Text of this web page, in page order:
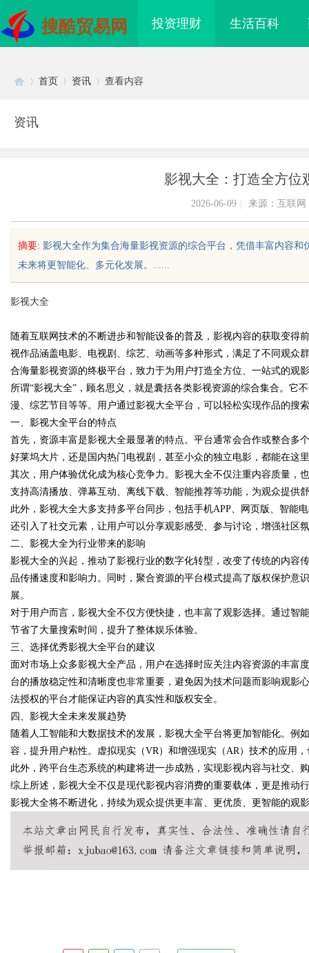
搜酷贸易网 投资理财 生活百科
!
Bo
首页 资讯 查看内容
资讯
影视大全：打造全方位
2026-06-09 来源：互联网
摘要: 影视大全作为集合海量影视资源的综合平台，凭借丰富内容
未来将更智能化、多元化发展。......
影视大全
随着互联网技术的不断进步和智能设备的普及，影视内容的获取变得
视作品涵盖电影、电视剧、综艺、动画等多种形式，满足了不同观众
合海量影视资源的终极平台，致力于为用户打造全方位、一站式的观
所谓“影视大全”，顾名思义，就是囊括各类影视资源的综合集合。它
漫、综艺节目等等。用户通过影视大全平台，可以轻松实现作品的搜
一、影视大全平台的特点
首先，资源丰富是影视大全最显著的特点。平台通常会合作或整合多
好莱坞大片，还是国内热门电视剧，甚至小众的独立电影，都能在这
其次，用户体验优化成为核心竞争力。影视大全不仅注重内容质量，
支持高清播放、弹幕互动、离线下载、智能推荐等功能，为观众提供
此外，影视大全大多支持多平台同步，包括手机APP、网页版、智能
还引入了社交元素，让用户可以分享观影感受、参与讨论，增强社区
二、影视大全为行业带来的影响
影视大全的兴起，推动了影视行业的数字化转型，改变了传统的内容
品传播速度和影响力。同时，聚合资源的平台模式提高了版权保护意
展。
对于用户而言，影视大全不仅方便快捷，也丰富了观影选择。通过智
节省了大量搜索时间，提升了整体娱乐体验。
三、选择优秀影视大全平台的建议
面对市场上众多影视大全产品，用户在选择时应关注内容资源的丰富
台的播放稳定性和清晰度也非常重要，避免因为技术问题而影响观影
法授权的平台才能保证内容的真实性和版权安全。
四、影视大全未来发展趋势
随着人工智能和大数据技术的发展，影视大全平台将更加智能化。例
容，提升用户粘性。虚拟现实（VR）和增强现实（AR）技术的应用
此外，跨平台生态系统的构建将进一步成熟，实现影视内容与社交、
综上所述，影视大全不仅是现代影视内容消费的重要载体，更是推动
影视大全将不断进化，持续为观众提供更丰富、更优质、更智能的观
配眼镜